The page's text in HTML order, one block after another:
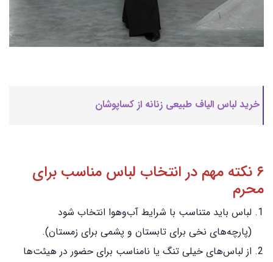
خرید لباس الیاف طبیعی زنانه از کساپوشان
۶ نکته مهم در انتخاب لباس مناسب برای
محرم
لباس باید متناسب با شرایط آب‌وهوا انتخاب شود
(پارچه‌های نخی برای تابستان و پشمی برای زمستان).
از لباس‌های خیلی تنگ یا نامناسب برای حضور در هیئت‌ها